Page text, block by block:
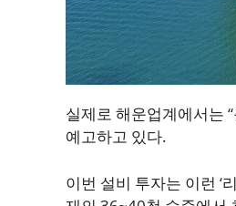
실제로 해운업계에서는
예고하고 있다.
이번 설비 투자는 이런 ‘